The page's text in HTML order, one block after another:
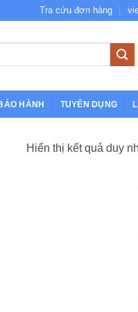
Tra cứu đơn hàng
HÀNH TUYỂN DỤNG
Hiển thị kết quả duy